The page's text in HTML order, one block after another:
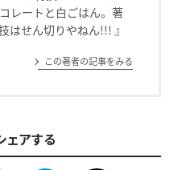
レートと白ごはん。著
はせん切りやねん!!! 』
この著者の記事をみる
ェアする